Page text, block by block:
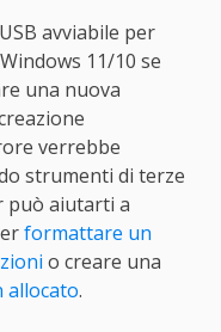
avviabile per
11/10 se
una nuova
verrebbe
strumenti di terze
può aiutarti a
formattare un
o creare una
allocato.